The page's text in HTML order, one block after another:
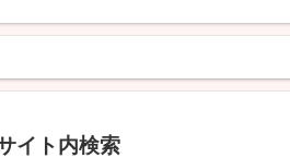
イト内検索